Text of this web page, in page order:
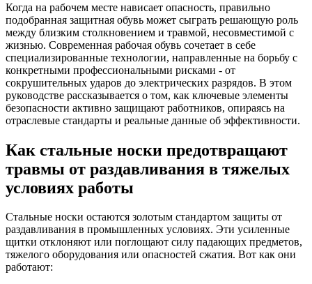
Когда на рабочем месте нависает опасность, правильно
подобранная защитная обувь может сыграть решающую роль
между близким столкновением и травмой, несовместимой с
жизнью. Современная рабочая обувь сочетает в себе
специализированные технологии, направленные на борьбу с
конкретными профессиональными рисками - от
сокрушительных ударов до электрических разрядов. В этом
руководстве рассказывается о том, как ключевые элементы
безопасности активно защищают работников, опираясь на
отраслевые стандарты и реальные данные об эффективности.
Как стальные носки предотвращают
травмы от раздавливания в тяжелых
условиях работы
Стальные носки остаются золотым стандартом защиты от
раздавливания в промышленных условиях. Эти усиленные
щитки отклоняют или поглощают силу падающих предметов,
тяжелого оборудования или опасностей сжатия. Вот как они
работают: